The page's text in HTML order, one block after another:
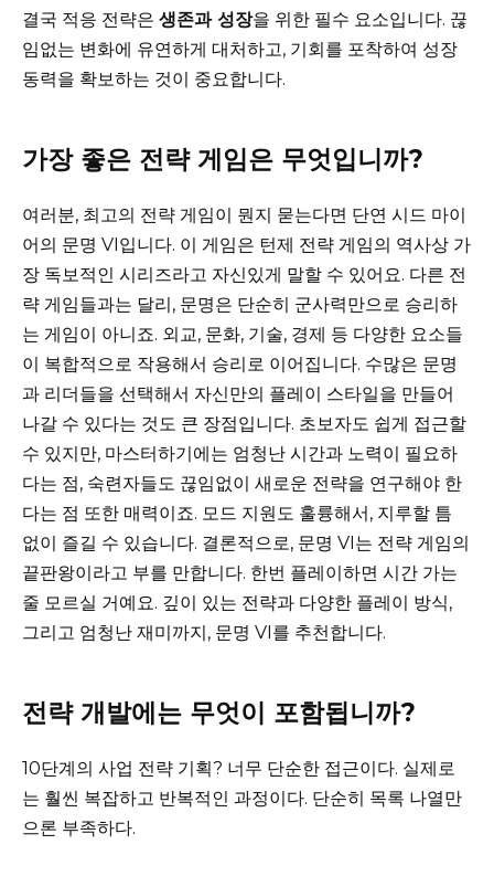
결국 적응 전략은 생존과 성장을 위한 필수 요소입니다. 끊
임없는 변화에 유연하게 대처하고, 기회를 포착하여 성장
동력을 확보하는 것이 중요합니다.
가장 좋은 전략 게임은 무엇입니까?
여러분, 최고의 전략 게임이 뭔지 묻는다면 단연 시드 마이
어의 문명 VI입니다. 이 게임은 턴제 전략 게임의 역사상 가
장 독보적인 시리즈라고 자신있게 말할 수 있어요. 다른 전
략 게임들과는 달리, 문명은 단순히 군사력만으로 승리하
는 게임이 아니죠. 외교, 문화, 기술, 경제 등 다양한 요소들
이 복합적으로 작용해서 승리로 이어집니다. 수많은 문명
과 리더들을 선택해서 자신만의 플레이 스타일을 만들어
나갈 수 있다는 것도 큰 장점입니다. 초보자도 쉽게 접근할
수 있지만, 마스터하기에는 엄청난 시간과 노력이 필요하
다는 점, 숙련자들도 끊임없이 새로운 전략을 연구해야 한
다는 점 또한 매력이죠. 모드 지원도 훌륭해서, 지루할 틈
없이 즐길 수 있습니다. 결론적으로, 문명 VI는 전략 게임의
끝판왕이라고 부를 만합니다. 한번 플레이하면 시간 가는
줄 모르실 거예요. 깊이 있는 전략과 다양한 플레이 방식,
그리고 엄청난 재미까지, 문명 VI를 추천합니다.
전략 개발에는 무엇이 포함됩니까?
10단계의 사업 전략 기획? 너무 단순한 접근이다. 실제로
는 훨씬 복잡하고 반복적인 과정이다. 단순히 목록 나열만
으론 부족하다.